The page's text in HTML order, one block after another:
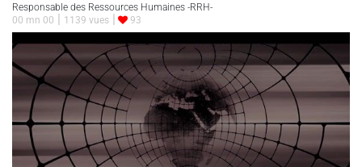
Responsable des Ressources Humaines -RRH-
00 mn 00
1139 vues 93